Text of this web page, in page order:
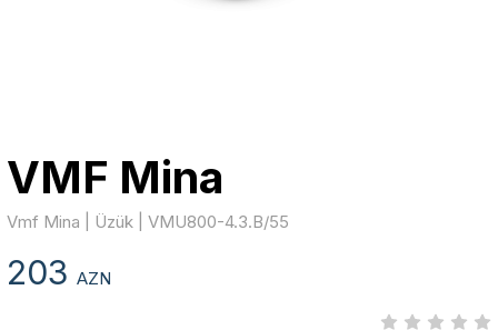
VMF Mina
Vmf Mina | Üzük | VMU800-4.3.B/55
203AZN